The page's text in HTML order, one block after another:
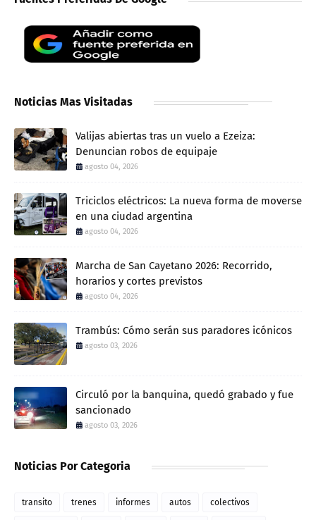
Noticias Mas Visitadas
Valijas abiertas tras un vuelo a Ezeiza:
Denuncian robos de equipaje
agosto 04, 2026
Triciclos eléctricos: La nueva forma de moverse
en una ciudad argentina
agosto 04, 2026
Marcha de San Cayetano 2026: Recorrido,
horarios y cortes previstos
agosto 04, 2026
Trambús: Cómo serán sus paradores icónicos
agosto 03, 2026
Circuló por la banquina, quedó grabado y fue
sancionado
agosto 03, 2026
Noticias Por Categoria
transito trenes informes autos colectivos